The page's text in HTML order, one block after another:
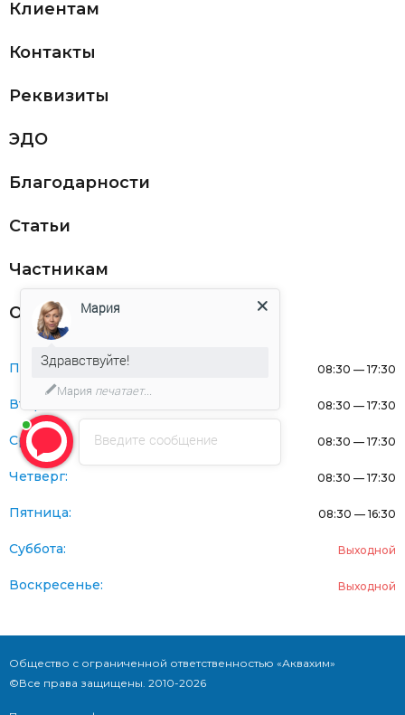
Клиентам
Контакты
Реквизиты
ЭДО
Благодарности
Статьи
Частникам
Оферта
Понедельник: 08:30 — 17:30
Вторник: 08:30 — 17:30
Среда: 08:30 — 17:30
Четверг: 08:30 — 17:30
Пятница: 08:30 — 16:30
Суббота: Выходной
Воскресенье: Выходной
Общество с ограниченной ответственностью «Аквахим»
©Все права защищены. 2010-2026
Введите сообщение
Мария
Здравствуйте!
Мария печатает...